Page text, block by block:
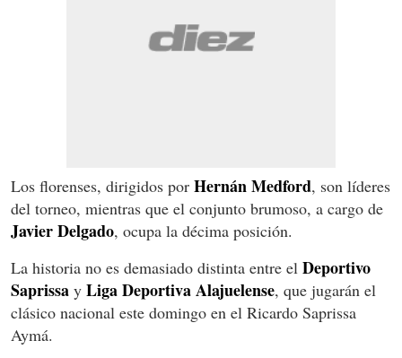
Los florenses, dirigidos por Hernán Medford, son líderes
del torneo, mientras que el conjunto brumoso, a cargo de
Javier Delgado, ocupa la décima posición.
La historia no es demasiado distinta entre el Deportivo
Saprissa y Liga Deportiva Alajuelense, que jugarán el
clásico nacional este domingo en el Ricardo Saprissa
Aymá.